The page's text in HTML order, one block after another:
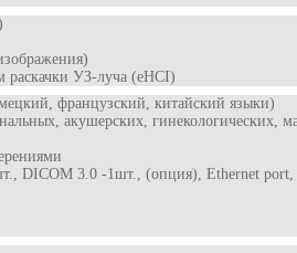
раскачки УЗ-луча (eHCI)
французский, китайский языки)
акушерских, гинекологических,
DICOM 3.0 -1шт., (опция), Ethernet port,